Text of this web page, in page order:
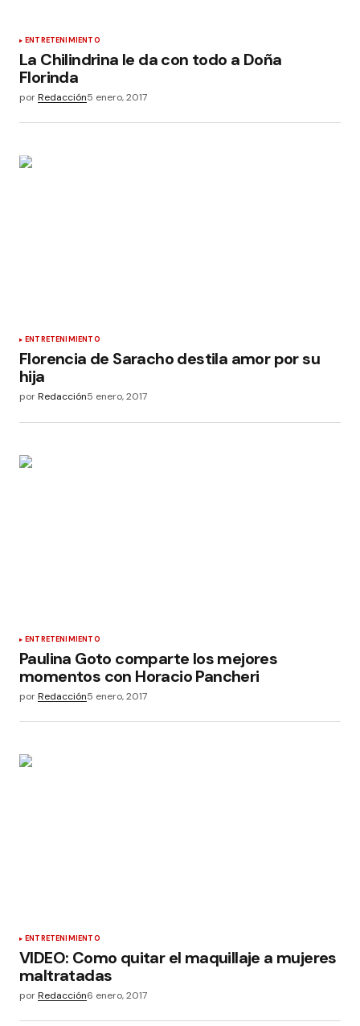
ENTRETENIMIENTO
La Chilindrina le da con todo a Doña
Florinda
porRedacción5 enero, 2017
ENTRETENIMIENTO
Florencia de Saracho destila amor por su
hija
porRedacción5 enero, 2017
ENTRETENIMIENTO
Paulina Goto comparte los mejores
momentos con Horacio Pancheri
porRedacción5 enero, 2017
ENTRETENIMIENTO
VIDEO: Como quitar el maquillaje a mujeres
maltratadas
porRedacción6 enero, 2017